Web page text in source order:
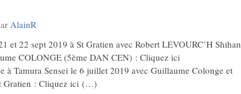
AlainR
et 22 sept 2019 à St Gratien avec Robert LEVOURC’H Shihan
COLONGE (5ème DAN CEN) : Cliquez ici
à Tamura Sensei le 6 juillet 2019 avec Guillaume Colonge et
Gratien : Cliquez ici (…)